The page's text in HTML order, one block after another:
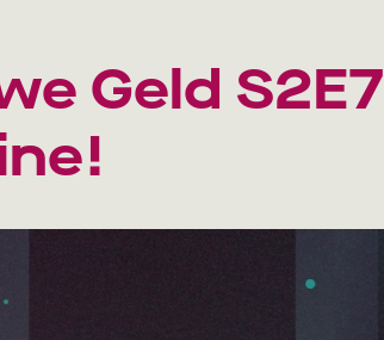
Geld S2E7